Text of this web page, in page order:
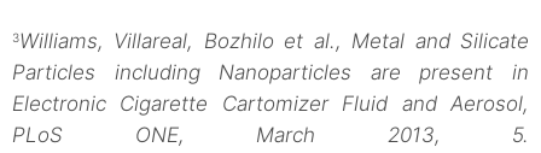
3Williams, Villareal, Bozhilo et al., Metal and Silicate
Particles including Nanoparticles are present in
Electronic Cigarette Cartomizer Fluid and Aerosol,
PLoS ONE, March 2013, 5.